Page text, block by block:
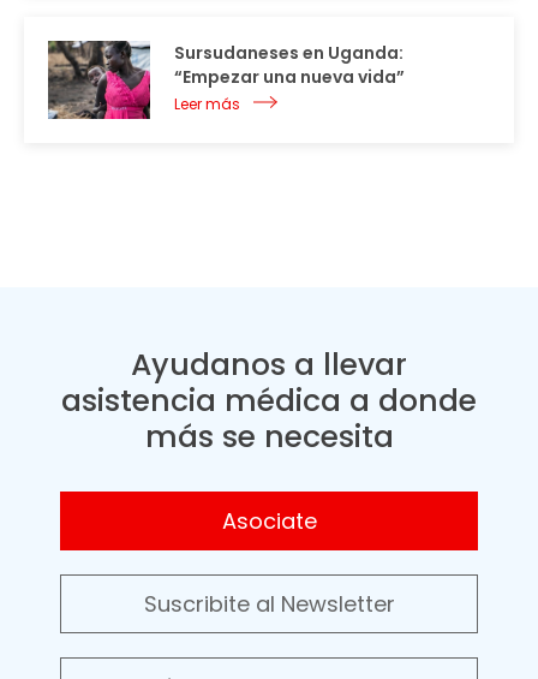
Sursudaneses en Uganda:
“Empezar una nueva vida”
Leer más
Ayudanos a llevar
asistencia médica a donde
más se necesita
Asociate
Suscribite al Newsletter